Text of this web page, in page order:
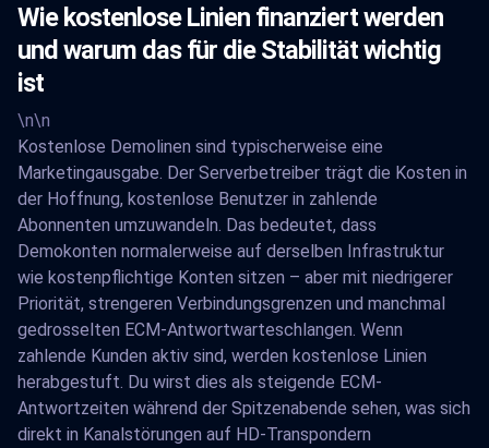
Wie kostenlose Linien finanziert werden
und warum das für die Stabilität wichtig
ist
\n\n
Kostenlose Demolinen sind typischerweise eine
Marketingausgabe. Der Serverbetreiber trägt die Kosten in
der Hoffnung, kostenlose Benutzer in zahlende
Abonnenten umzuwandeln. Das bedeutet, dass
Demokonten normalerweise auf derselben Infrastruktur
wie kostenpflichtige Konten sitzen – aber mit niedrigerer
Priorität, strengeren Verbindungsgrenzen und manchmal
gedrosselten ECM-Antwortwarteschlangen. Wenn
zahlende Kunden aktiv sind, werden kostenlose Linien
herabgestuft. Du wirst dies als steigende ECM-
Antwortzeiten während der Spitzenabende sehen, was sich
direkt in Kanalstörungen auf HD-Transpondern